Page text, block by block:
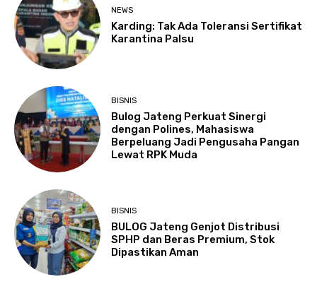
NEWS
Karding: Tak Ada Toleransi Sertifikat
Karantina Palsu
BISNIS
Bulog Jateng Perkuat Sinergi
dengan Polines, Mahasiswa
Berpeluang Jadi Pengusaha Pangan
Lewat RPK Muda
BISNIS
BULOG Jateng Genjot Distribusi
SPHP dan Beras Premium, Stok
Dipastikan Aman